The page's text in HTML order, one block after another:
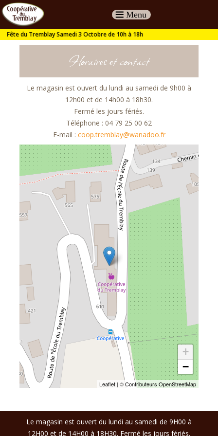
du
Horaires et contact
Le magasin est ouvert du lundi au samedi de 9h00 à
12h00 et de 14h00 à 18h30.
Fermé les jours fériés.
Téléphone : 04 79 25 00 62
E-mail : coop.tremblay@wanadoo.fr
+
−
Leaflet | ©Contributeurs OpenStreetMap
Le magasin est ouvert du lundi au samedi de 9H00 à
12H00 et de 14H00 à 18H30. Fermé les jours fériés.